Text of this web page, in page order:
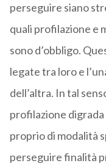
perseguire siano
quali profilazione e
sono d’obbligo.
legate tra loro e
dell’altra. In tal
profilazione
proprio di modalità
perseguire finalità